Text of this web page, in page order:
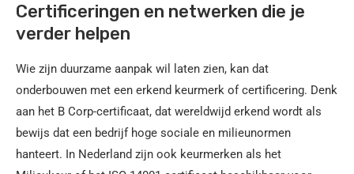
Certificeringen en netwerken die je
verder helpen
Wie zijn duurzame aanpak wil laten zien, kan dat
onderbouwen met een erkend keurmerk of certificering. Denk
aan het B Corp-certificaat, dat wereldwijd erkend wordt als
bewijs dat een bedrijf hoge sociale en milieunormen
hanteert. In Nederland zijn ook keurmerken als het